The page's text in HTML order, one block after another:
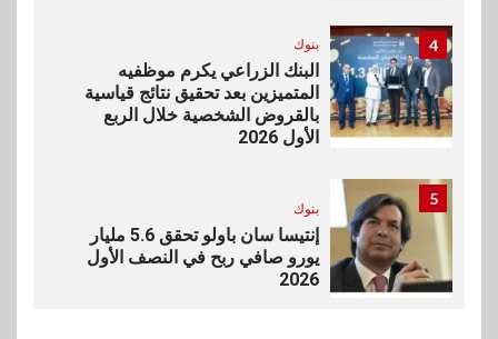
4 بنوك
البنك الزراعي يكرم موظفيه
المتميزين بعد تحقيق نتائج قياسية
بالقروض الشخصية خلال الربع
الأول 2026
5
بنوك
إنتيسا سان باولو تحقق 5.6 مليار
يورو صافي ربح في النصف الأول
2026